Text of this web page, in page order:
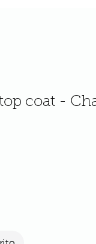
coat -